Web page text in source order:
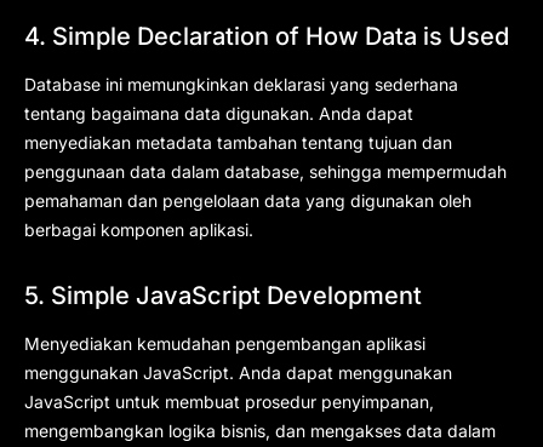
4. Simple Declaration of How Data is Used
Database ini memungkinkan deklarasi yang sederhana
tentang bagaimana data digunakan. Anda dapat
menyediakan metadata tambahan tentang tujuan dan
penggunaan data dalam database, sehingga mempermudah
pemahaman dan pengelolaan data yang digunakan oleh
berbagai komponen aplikasi.
5. Simple JavaScript Development
Menyediakan kemudahan pengembangan aplikasi
menggunakan JavaScript. Anda dapat menggunakan
JavaScript untuk membuat prosedur penyimpanan,
mengembangkan logika bisnis, dan mengakses data dalam